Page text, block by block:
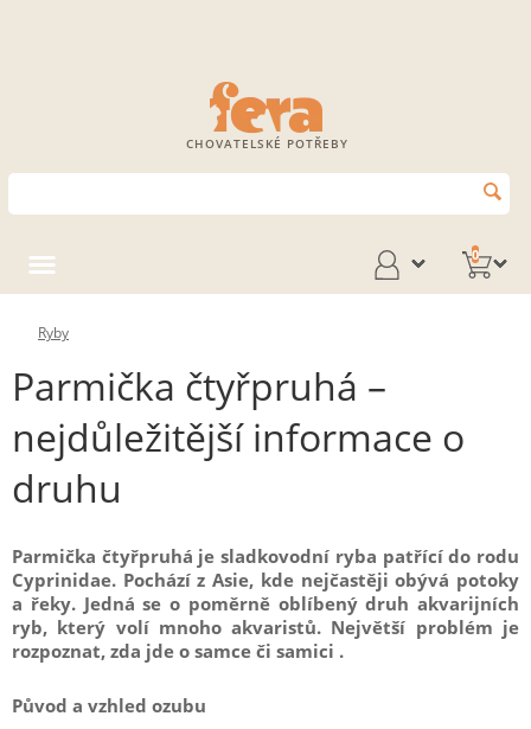
CHOVATELSKÉ POTŘEBY
0
Ryby
Parmička čtyřpruhá –
nejdůležitější informace o
druhu
Parmička čtyřpruhá je sladkovodní ryba patřící do rodu
Cyprinidae. Pochází z Asie, kde nejčastěji obývá potoky
a řeky. Jedná se o poměrně oblíbený druh akvarijních
ryb, který volí mnoho akvaristů. Největší problém je
rozpoznat, zda jde o samce či samici .
Původ a vzhled ozubu